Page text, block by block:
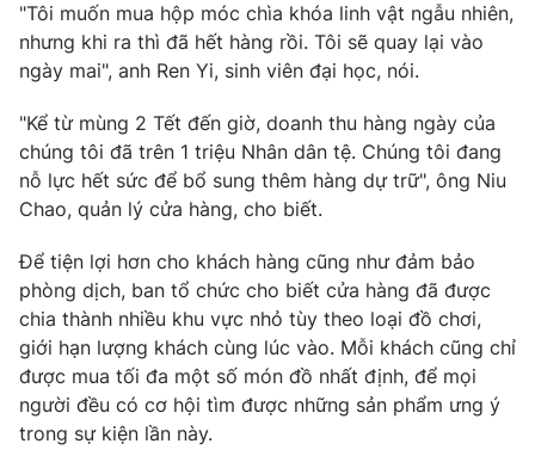
THỜI BÁO VTV
Theo dõi báo trên
Cơ quan chủ quản:Đài Truyền hình Việt Nam
Cơ quan báo chí: Thời báo VTV
Giấy phép hoạt động báo in và báo điện tử số 483/GP-BTTTT
cấp ngày 29/12/2023
Tổng Biên tập:Vũ Thanh Thủy
Phó Tổng Biên tập: Nguyễn Thị Mỹ Hạnh, Phạm Quốc Thắng,
Nguyễn Trọng Ninh
Tổng đài VTV:024.38 355 931 - 024.38 355 932
"Tôi muốn mua hộp móc chìa khóa linh vật ngẫu nhiên,
nhưng khi ra thì đã hết hàng rồi. Tôi sẽ quay lại vào
ngày mai", anh Ren Yi, sinh viên đại học, nói.
"Kể từ mùng 2 Tết đến giờ, doanh thu hàng ngày của
chúng tôi đã trên 1 triệu Nhân dân tệ. Chúng tôi đang
nỗ lực hết sức để bổ sung thêm hàng dự trữ", ông Niu
Chao, quản lý cửa hàng, cho biết.
Để tiện lợi hơn cho khách hàng cũng như đảm bảo
phòng dịch, ban tổ chức cho biết cửa hàng đã được
chia thành nhiều khu vực nhỏ tùy theo loại đồ chơi,
giới hạn lượng khách cùng lúc vào. Mỗi khách cũng chỉ
được mua tối đa một số món đồ nhất định, để mọi
người đều có cơ hội tìm được những sản phẩm ưng ý
trong sự kiện lần này.